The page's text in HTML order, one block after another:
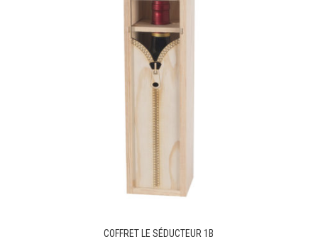
COFFRET LE SÉDUCTEUR 1B